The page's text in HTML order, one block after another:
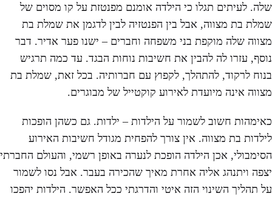
שלה. לעיתים תגלו כי הילדה אומנם מפנטזת על קו מסוים של
שמלת בת מצווה, אבל בין הפנטזיה לבין לדגמן את שמלת בת
מצווה שלה מוקפת בני משפחה וחברים – ישנו פער אדיר. דבר
נוסף, עזרו לה להבין את חשיבות נוחות הבגד. עד כמה תרגיש
בנוח לרקוד, להתהלך, לקפוץ עם חברותיה. בכל זאת, שמלת בת
מצווה אינה מיועדת לאירוע קוקטייל של מבוגרים.
כאימהות חשוב לשמור על הילדות – ילדות. גם כשהן הופכות
לילדות בת מצווה. אין צורך להפחית מגודל חשיבות האירוע
הסימבולי, אכן הילדה הופכת לנערה באופן רשמי, והעולם החברתי
יצפה ויתנהג אליה אחרת מאיך שהכירה בעבר. אבל נסו לשמור
על תהליך השינוי הזה איטי והדרגתי ככל האפשר. הילדות יהפכו